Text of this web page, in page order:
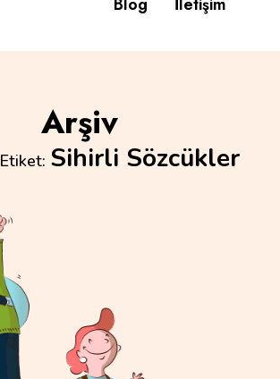
Arşiv
Etiket: Sihirli Sözcükler